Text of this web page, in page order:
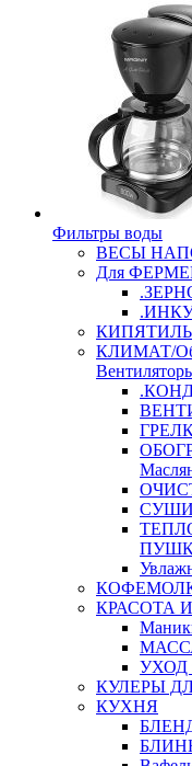
Фильтры воды
ВЕСЫ
Для
КЛИМАТ/
КРАСОТА
УХОД
КУЛЕРЫ
КУХНЯ